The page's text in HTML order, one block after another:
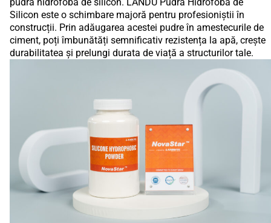
Silicon este o schimbare majoră pentru profesioniștii în
construcții. Prin adăugarea acestei pudre în amestecurile de
ciment, poți îmbunătăți semnificativ rezistența la apă, crește
durabilitatea și prelungi durata de viață a structurilor tale.